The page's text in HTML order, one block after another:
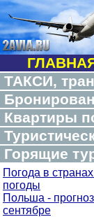
ТАКСИ,
Квартиры
Горящие
Погода в
погоды
Польша -
сентябре